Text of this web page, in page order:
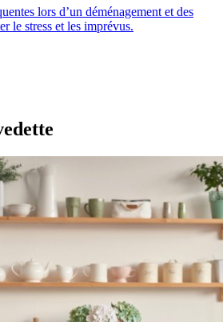
lors d’un déménagement et des
le stress et les imprévus.